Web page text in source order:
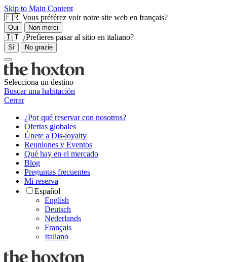
Skip to Main Content
🇫🇷 Vous préférez voir notre site web en français?
Oui Non merci
🇮🇹 ¿Prefieres pasar al sitio en italiano?
Sì No grazie
Selecciona un destino
Buscar una habitación
Cerrar
¿Por qué reservar con nosotros?
Ofertas globales
Únete a Dis-loyalty
Reuniones y Eventos
Qué hay en el mercado
Blog
Preguntas frecuentes
Mi reserva
Español
English
Deutsch
Nederlands
Français
Italiano